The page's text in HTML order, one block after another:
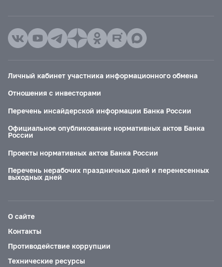
Личный кабинет участника информационного обмена
Отношения с инвесторами
Перечень инсайдерской информации Банка России
Официальное опубликование нормативных актов Банка
России
Проекты нормативных актов Банка России
Перечень нерабочих праздничных дней и перенесенных
выходных дней
О сайте
Контакты
Противодействие коррупции
Технические ресурсы